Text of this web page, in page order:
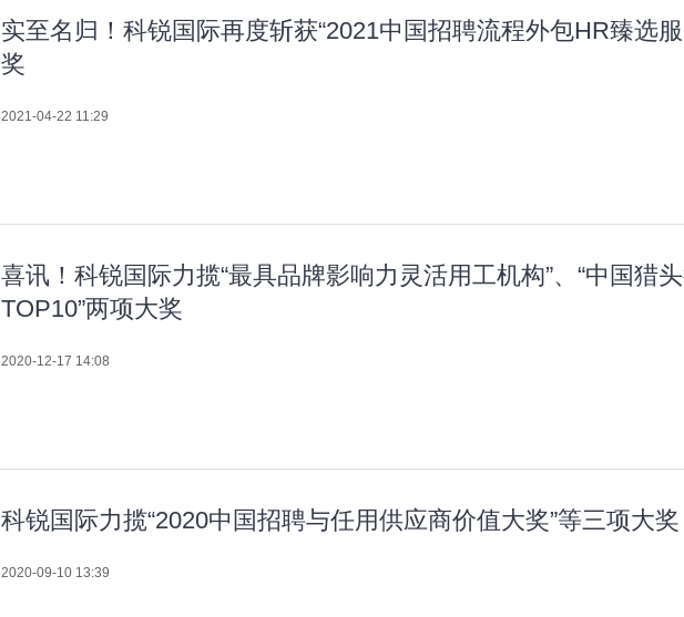
实至名归！科锐国际再度斩获“2021中国招聘流程外包HR臻选
奖
2021-04-22 11:29
喜讯！科锐国际力揽“最具品牌影响力灵活用工机构”、“中国猎
TOP10”两项大奖
2020-12-17 14:08
科锐国际力揽“2020中国招聘与任用供应商价值大奖”等三项大奖
2020-09-10 13:39